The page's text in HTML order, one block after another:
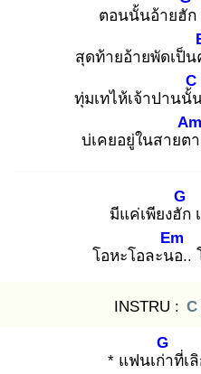
ตอนนั้นอ้ายฮัก
สุดท้ายอ้ายพัดเป็
ทุ่มเทไห้เจ้าปานนั้
C
บ่เคยอยู่ในสายตา
Am
มีแค่เพียงฮัก
G
โอหะโอละนอ
Em
..
INSTRU : C
* แฟนเก่า
G
ที่เ